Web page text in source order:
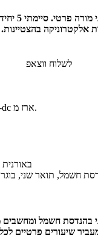
שלום שמי
ו10 יחידות אלקטרוניקה
לשלוח ווצאפ
באורנית
חשמל, תואר שני, בוגר,
בהנדסת חשמל ומחשבים
שיעורים פרטיים